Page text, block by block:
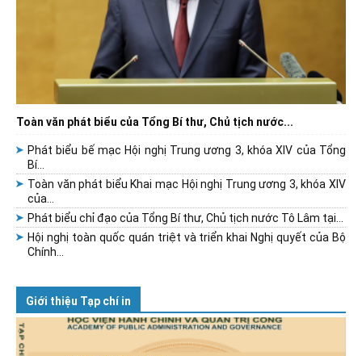
Toàn văn phát biểu của Tổng Bí thư, Chủ tịch nước...
Phát biểu bế mạc Hội nghị Trung ương 3, khóa XIV của Tổng
Bí...
Toàn văn phát biểu Khai mạc Hội nghị Trung ương 3, khóa XIV
của...
Phát biểu chỉ đạo của Tổng Bí thư, Chủ tịch nước Tô Lâm tại...
Hội nghị toàn quốc quán triệt và triển khai Nghị quyết của Bộ
Chính...
Giới thiệu Tạp chí in